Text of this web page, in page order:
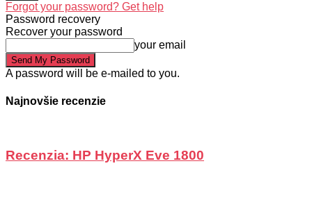
Forgot your password? Get help
Password recovery
Recover your password
your email
A password will be e-mailed to you.
Najnovšie recenzie
Recenzia: HP HyperX Eve 1800